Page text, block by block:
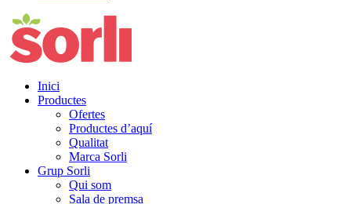
Inici
Productes
Ofertes
Productes d’aquí
Qualitat
Marca Sorli
Grup Sorli
Qui som
Sala de premsa